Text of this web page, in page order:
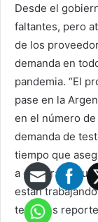
Desde el
faltantes, pero
de los
demanda en
pandemia. “El
pase en la
en el número
demanda de
tiempo que
a comprar
están
tenemos